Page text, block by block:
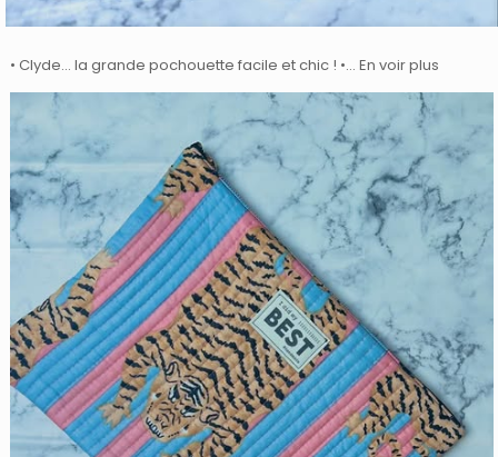
• Clyde… la grande pochouette facile et chic ! •… En voir plus